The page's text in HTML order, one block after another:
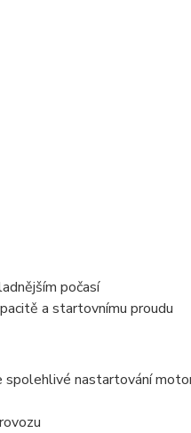
počasí
a startovnímu proudu
nastartování